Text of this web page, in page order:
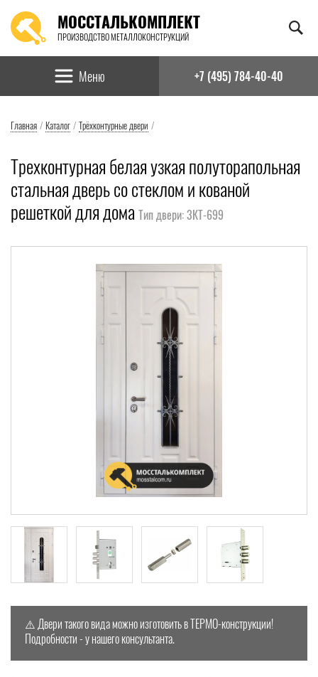
МОССТАЛЬКОМПЛЕКТ
ПРОИЗВОДСТВО МЕТАЛЛОКОНСТРУКЦИЙ
Найти:
Меню +7 (495) 784-40-40
Главная / Каталог / Трёхконтурные двери /
Трехконтурная белая узкая полуторапольная
стальная дверь со стеклом и кованой
решеткой для дома Тип двери: 3КТ-699
⚠️ Двери такого вида можно изготовить в ТЕРМО-конструкции!
Подробности - у нашего консультанта.